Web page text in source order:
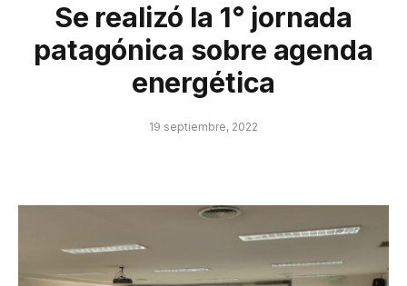
Se realizó la 1° jornada
patagónica sobre agenda
energética
19 septiembre, 2022